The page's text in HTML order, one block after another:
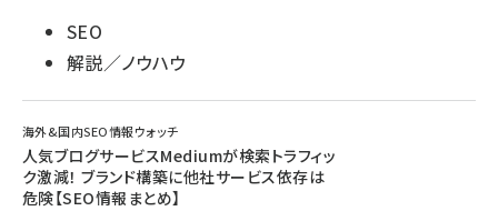
SEO
解説／ノウハウ
海外&国内SEO情報ウォッチ
人気ブログサービスMediumが検索トラフィッ
ク激減！ ブランド構築に他社サービス依存は
危険【SEO情報まとめ】